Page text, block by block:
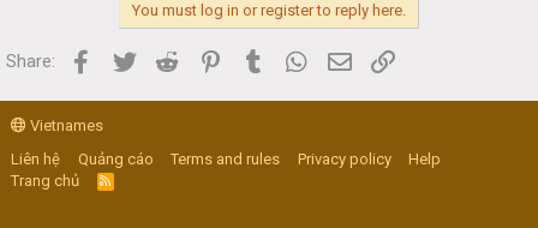
You must log in or register to reply here.
Share: Facebook
Twitter Reddit PinterestTumblr WhatsApp
Email
Vietnames
Liên hệ
Quảng cáo Terms and rules Privacy policy
Help
Trang chủ
R